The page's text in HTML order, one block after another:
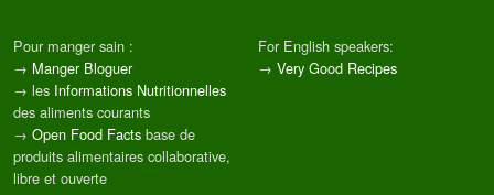
Pour manger sain :
→ Manger Bloguer
→ les Informations Nutritionnelles
des aliments courants
→ Open Food Facts base de
produits alimentaires collaborative,
libre et ouverte
For English speakers:
→ Very Good Recipes